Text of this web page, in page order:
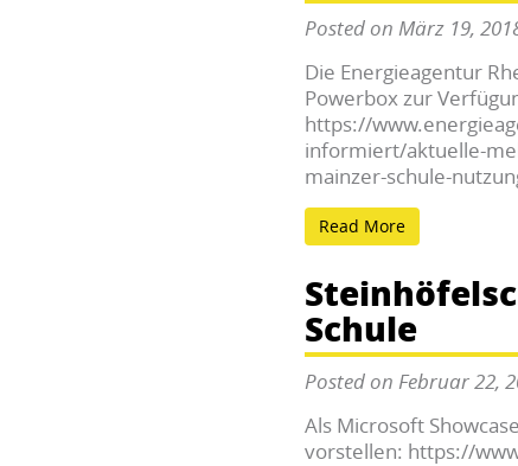
Posted on März 19,
Die Energieagentur
Powerbox zur
https://
informiert/aktuelle-
mainzer-schule-
Read More
Schule
Posted on Februar 22,
Als Microsoft
vorstellen: https://